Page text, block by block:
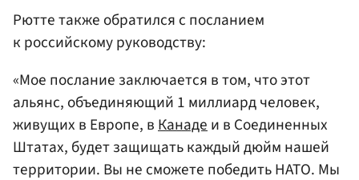
Рютте также обратился с посланием
к российскому руководству:
«Мое послание заключается в том, что этот
альянс, объединяющий 1 миллиард человек,
живущих в Европе, вКанадеи в Соединенных
Штатах, будет защищать каждый дюйм нашей
территории. Вы не сможете победить НАТО. Мы